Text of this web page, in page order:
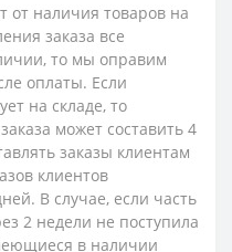
от наличия товаров на
заказа все
то мы оправим
оплаты. Если
на складе, то
может составить 4
заказы клиентам
клиентов
В случае, если часть
2 недели не поступила
в наличии